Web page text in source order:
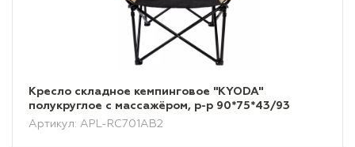
Кресло складное кемпинговое "KYODA"
полукруглое с массажёром, р-р 90*75*43/93
Артикул: APL-RC701AB2